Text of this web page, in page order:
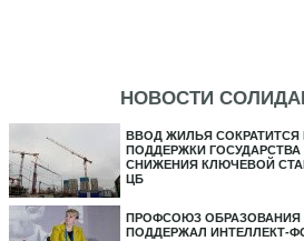
НОВОСТИ
ВВОД ЖИЛЬЯ СОКРАТИТСЯ
ПОДДЕРЖКИ ГОСУДАРСТВА
СНИЖЕНИЯ КЛЮЧЕВОЙ
ЦБ
ПРОФСОЮЗ ОБРАЗОВАНИЯ
ПОДДЕРЖАЛ ИНТЕЛЛЕКТ-